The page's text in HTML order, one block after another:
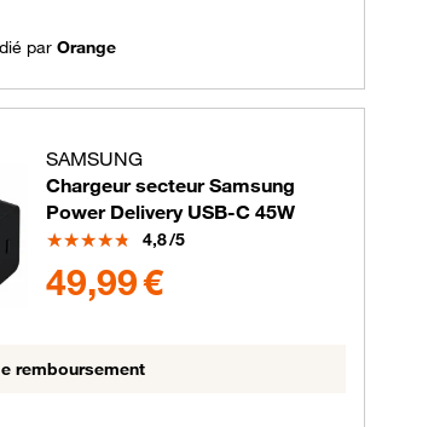
parOrange
SAMSUNG
Chargeur secteur Samsung
Power Delivery USB-C 45W
Note
4,8/5
49,99 €
remboursement